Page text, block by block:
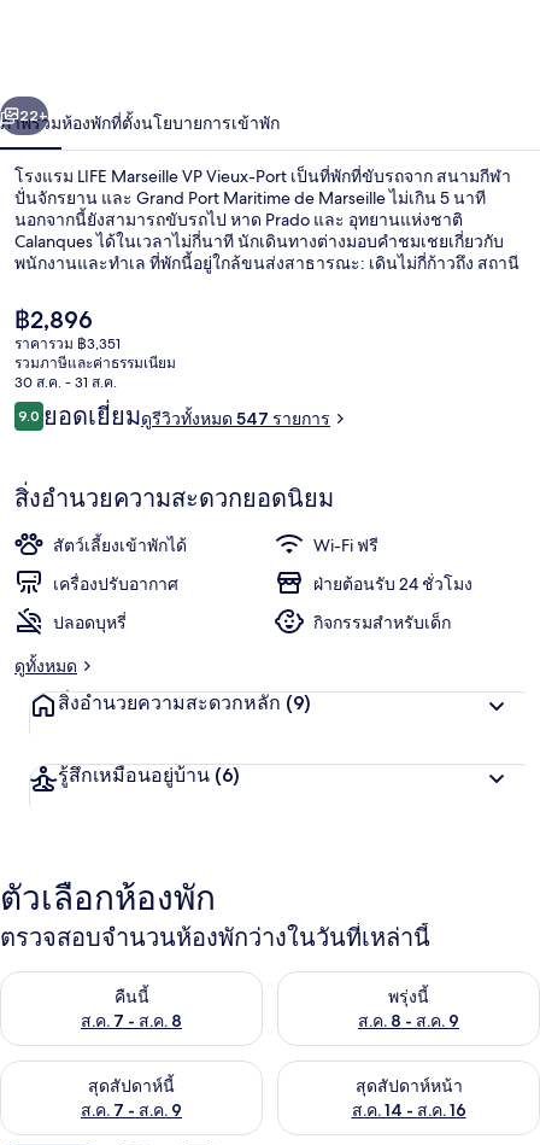
Vieux-
Port
า
ถัดไป
22+
ภาพรวมห้องพักที่ตั้งนโยบายการเข้าพัก
โรงแรม LIFE Marseille VP Vieux-Port เป็นที่พักที่ขับรถจาก สนามกีฬา
ปั่นจักรยาน และ Grand Port Maritime de Marseille ไม่เกิน 5 นาที
นอกจากนี้ยังสามารถขับรถไป หาด Prado และ อุทยานแห่งชาติ
Calanques ได้ในเวลาไม่กี่นาที นักเดินทางต่างมอบคำชมเชยเกี่ยวกับ
พนักงานและทำเล ที่พักนี้อยู่ใกล้ขนส่งสาธารณะ: เดินไม่กี่ก้าวถึง สถานี
ราคา
ปัจจุบัน
฿2,896
฿2,896
ราคารวม ฿3,351
รวมภาษีและค่าธรรมเนียม
30 ส.ค. - 31 ส.ค.
รีวิว
9.09.0 จาก 10
ยอดเยี่ยมดูรีวิวทั้งหมด 547 รายการ
สิ่งอำนวยความสะดวกยอดนิยม
สัตว์เลี้ยงเข้าพักได้
Wi-Fi ฟรี
เครื่องปรับอากาศ
ฝ่ายต้อนรับ 24 ชั่วโมง
ปลอดบุหรี่
กิจกรรมสำหรับเด็ก
ดูทั้งหมด
สิ่งอำนวยความสะดวกหลัก (9)
รู้สึกเหมือนอยู่บ้าน (6)
ตัวเลือกห้องพัก
ตรวจสอบจำนวนห้องพักว่างในวันที่เหล่านี้
คืนนี้
ส.ค. 7 - ส.ค. 8
ตรวจสอบจำนวนห้องพักว่างในคืนนี้ ส.ค. 7 - ส.ค. 8พรุ่งนี้
ส.ค. 8 - ส.ค. 9
ตรวจสอบจำนวนห้องพักว่างใน
สุดสัปดาห์นี้
ส.ค. 7 - ส.ค. 9
ตรวจสอบจำนวนห้องพักว่างในสุดสัปดาห์นี้ ส.ค. 7 - ส.ค. 9
สุดสัปดาห์หน้า
ส.ค. 14 - ส.ค. 16
ตรวจสอบจำนวนห้องพักว่างใน